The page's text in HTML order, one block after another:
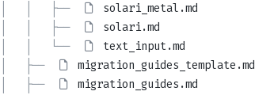
│   │   ├──
solari_metal.md
│   │   ├──
solari.md
│   │   └──
text_input.md
│   ├──
migration_guides_template.md
│   ├──
migration_guides.md